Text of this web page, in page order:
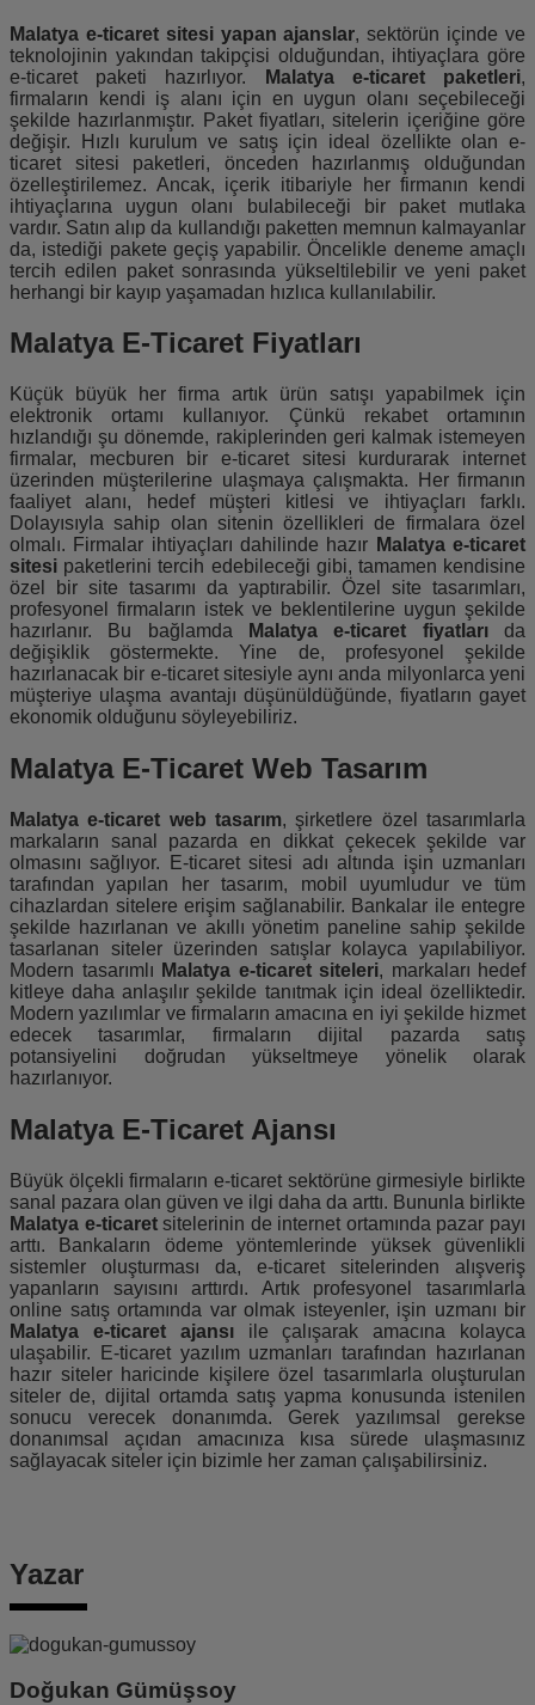
Malatya e-ticaret sitesi yapan ajanslar, sektörün içinde ve
teknolojinin yakından takipçisi olduğundan, ihtiyaçlara göre
e-ticaret paketi hazırlıyor.
Malatya e-ticaret paketleri,
firmaların kendi iş alanı için en uygun olanı seçebileceği
şekilde hazırlanmıştır. Paket fiyatları, sitelerin içeriğine göre
değişir. Hızlı kurulum ve satış için ideal özellikte olan e-
ticaret sitesi paketleri, önceden hazırlanmış olduğundan
özelleştirilemez. Ancak, içerik itibariyle her firmanın kendi
ihtiyaçlarına uygun olanı bulabileceği bir paket mutlaka
vardır. Satın alıp da kullandığı paketten memnun kalmayanlar
da, istediği pakete geçiş yapabilir. Öncelikle deneme amaçlı
tercih edilen paket sonrasında yükseltilebilir ve yeni paket
herhangi bir kayıp yaşamadan hızlıca kullanılabilir.
Malatya E-Ticaret Fiyatları
Küçük büyük her firma artık ürün satışı yapabilmek için
elektronik ortamı kullanıyor. Çünkü rekabet ortamının
hızlandığı şu dönemde, rakiplerinden geri kalmak istemeyen
firmalar, mecburen bir e-ticaret sitesi kurdurarak internet
üzerinden müşterilerine ulaşmaya çalışmakta. Her firmanın
faaliyet alanı, hedef müşteri kitlesi ve ihtiyaçları farklı.
Dolayısıyla sahip olan sitenin özellikleri de firmalara özel
olmalı. Firmalar ihtiyaçları dahilinde hazır Malatya e-ticaret
sitesi paketlerini tercih edebileceği gibi, tamamen kendisine
özel bir site tasarımı da yaptırabilir. Özel site tasarımları,
profesyonel firmaların istek ve beklentilerine uygun şekilde
hazırlanır. Bu bağlamda
Malatya e-ticaret fiyatları da
değişiklik göstermekte. Yine de, profesyonel şekilde
hazırlanacak bir e-ticaret sitesiyle aynı anda milyonlarca yeni
müşteriye ulaşma avantajı düşünüldüğünde, fiyatların gayet
ekonomik olduğunu söyleyebiliriz.
Malatya E-Ticaret Web Tasarım
Malatya e-ticaret web tasarım, şirketlere özel tasarımlarla
markaların sanal pazarda en dikkat çekecek şekilde var
olmasını sağlıyor. E-ticaret sitesi adı altında işin uzmanları
tarafından yapılan her tasarım, mobil uyumludur ve tüm
cihazlardan sitelere erişim sağlanabilir. Bankalar ile entegre
şekilde hazırlanan ve akıllı yönetim paneline sahip şekilde
tasarlanan siteler üzerinden satışlar kolayca yapılabiliyor.
Modern tasarımlı Malatya e-ticaret siteleri, markaları hedef
kitleye daha anlaşılır şekilde tanıtmak için ideal özelliktedir.
Modern yazılımlar ve firmaların amacına en iyi şekilde hizmet
edecek tasarımlar, firmaların dijital pazarda satış
potansiyelini doğrudan yükseltmeye yönelik olarak
hazırlanıyor.
Malatya E-Ticaret Ajansı
Büyük ölçekli firmaların e-ticaret sektörüne girmesiyle birlikte
sanal pazara olan güven ve ilgi daha da arttı. Bununla birlikte
Malatya e-ticaretsitelerinin de internet ortamında pazar payı
arttı. Bankaların ödeme yöntemlerinde yüksek güvenlikli
sistemler oluşturması da, e-ticaret sitelerinden alışveriş
yapanların sayısını arttırdı. Artık profesyonel tasarımlarla
online satış ortamında var olmak isteyenler, işin uzmanı bir
Malatya e-ticaret ajansı ile çalışarak amacına kolayca
ulaşabilir. E-ticaret yazılım uzmanları tarafından hazırlanan
hazır siteler haricinde kişilere özel tasarımlarla oluşturulan
siteler de, dijital ortamda satış yapma konusunda istenilen
sonucu verecek donanımda. Gerek yazılımsal gerekse
donanımsal açıdan amacınıza kısa sürede ulaşmasınız
sağlayacak siteler için bizimle her zaman çalışabilirsiniz.
Yazar
Doğukan Gümüşsoy